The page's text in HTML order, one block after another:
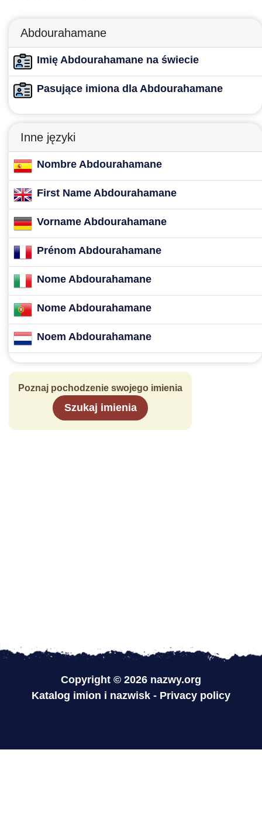
Abdourahamane
Imię Abdourahamane na świecie
Pasujące imiona dla Abdourahamane
Inne języki
Nombre Abdourahamane
First Name Abdourahamane
Vorname Abdourahamane
Prénom Abdourahamane
Nome Abdourahamane
Nome Abdourahamane
Noem Abdourahamane
Poznaj pochodzenie swojego imienia
Szukaj imienia
Copyright © 2026 nazwy.org
Katalog imion i nazwisk - Privacy policy